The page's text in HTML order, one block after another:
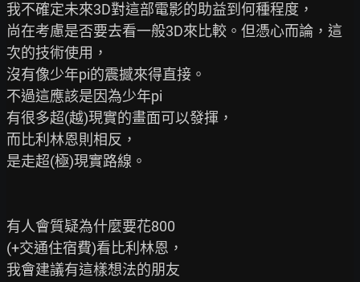
我不確定未來3D對這部電影的助益到何種程度，
尚在考慮是否要去看一般3D來比較。但憑心而論，這
次的技術使用，
沒有像少年pi的震撼來得直接。
不過這應該是因為少年pi
有很多超(越)現實的畫面可以發揮，
而比利林恩則相反，
是走超(極)現實路線。
有人會質疑為什麼要花800
(+交通住宿費)看比利林恩，
我會建議有這樣想法的朋友